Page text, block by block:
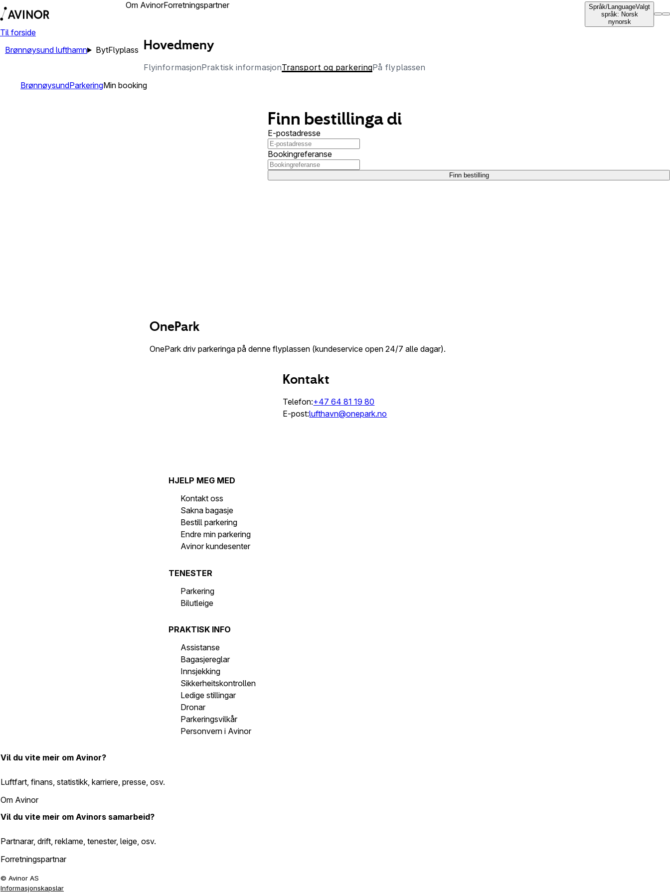
Til forside
Om AvinorForretningspartner
Brønnøysund lufthamn BytFlyplass Hovedmeny
FlyinformasjonPraktisk informasjonTransport og parkeringPå flyplassen
Språk/LanguageValgt
språk: Norsk
nynorsk
BrønnøysundParkeringMin booking
Finn bestillinga di
E-postadresse
Bookingreferanse
Finn bestilling
OnePark
OnePark driv parkeringa på denne flyplassen (kundeservice open 24/7 alle dagar).
Kontakt
Telefon:+47 64 81 19 80
E-post:lufthavn@onepark.no
HJELP MEG MED
Kontakt oss
Sakna bagasje
Bestill parkering
Endre min parkering
Avinor kundesenter
TENESTER
Parkering
Bilutleige
PRAKTISK INFO
Assistanse
Bagasjereglar
Innsjekking
Sikkerheitskontrollen
Ledige stillingar
Dronar
Parkeringsvilkår
Personvern i Avinor
Vil du vite meir om Avinor?
Luftfart, finans, statistikk, karriere, presse, osv.
Om Avinor
Vil du vite meir om Avinors samarbeid?
Partnarar, drift, reklame, tenester, leige, osv.
Forretningspartnar
© Avinor AS
Informasjonskapslar